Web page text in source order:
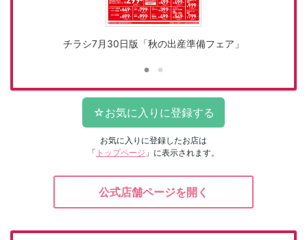
チラシ7月30日版「秋の出産準備フェア」
お気に入りに登録したお店は
「 トップページ 」に表示されます。
公式店舗ページを開く